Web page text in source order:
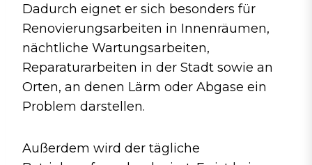
Dadurch eignet er sich besonders für
Renovierungsarbeiten in Innenräumen,
nächtliche Wartungsarbeiten,
Reparaturarbeiten in der Stadt sowie an
Orten, an denen Lärm oder Abgase ein
Problem darstellen.
Außerdem wird der tägliche